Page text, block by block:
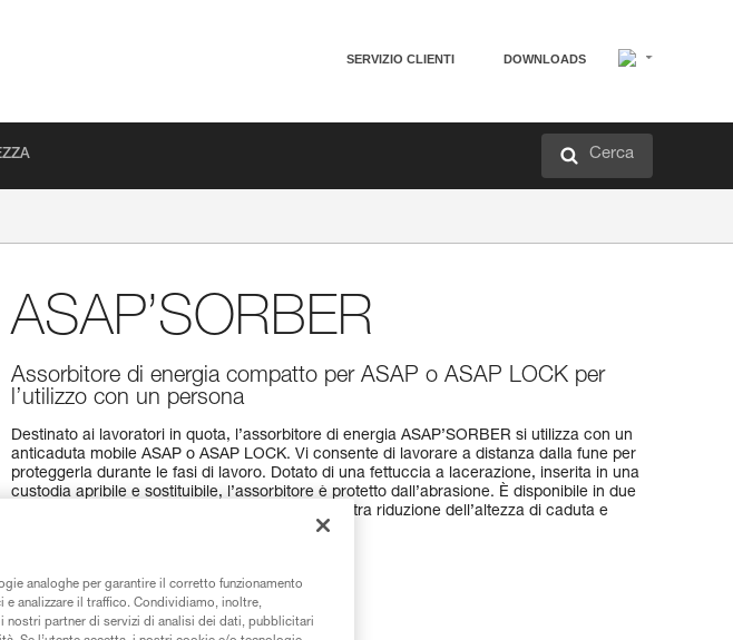
SERVIZIO CLIENTI DOWNLOADS
Cerca
ASAP’SORBER
Assorbitore di energia compatto per ASAP o ASAP LOCK per
l’utilizzo con un persona
Destinato ai lavoratori in quota, l’assorbitore di energia ASAP’SORBER si utilizza con un
anticaduta mobile ASAP o ASAP LOCK. Vi consente di lavorare a distanza dalla fune per
proteggerla durante le fasi di lavoro. Dotato di una fettuccia a lacerazione, inserita in una
custodia apribile e sostituibile, l’assorbitore è protetto dall’abrasione. È disponibile in due
lunghezze per scegliere il miglior compromesso tra riduzione dell’altezza di caduta e
Trova un rivenditore
analoghe per garantire il corretto funzionamento
e analizzare il traffico. Condividiamo, inoltre,
nostri partner di servizi di analisi dei dati, pubblicitari